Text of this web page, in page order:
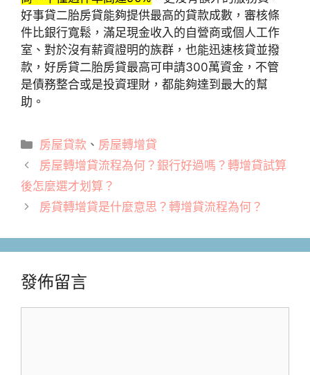
好事貸二胎房貸能夠提供最高的貸款成數，審核條
件比銀行寬鬆，滿足現金收入的自營商或個人工作
室、對於沒有薪資證明的族群，也能迅速核貸並撥
款，好房貸二胎房貸最高可申請300萬資金，不管
是債務整合或是投資理財，都能夠達到最大的幫
助。
分
類
房屋貸款 、 房屋轉增貸
房屋轉增貸流程為何？銀行好過嗎？轉增貸試算
後怎麼選才划算？
房貸轉增貸是什麼意思？轉增貸流程為何？
發佈留言